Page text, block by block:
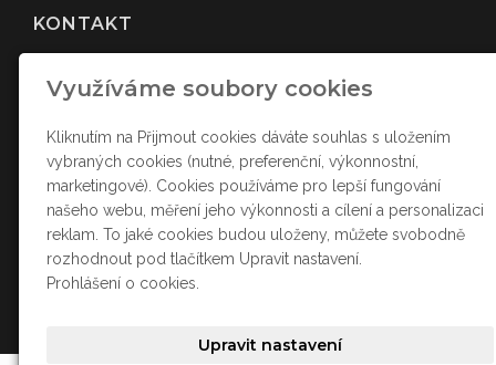
KONTAKT
ztracenacukrarna@sez nam.cz
SOCIÁLNÍ SÍTĚ
Využíváme soubory cookies
Kliknutím na Přijmout cookies dáváte souhlas s uložením
vybraných cookies (nutné, preferenční, výkonnostní,
marketingové). Cookies používáme pro lepší fungování
našeho webu, měření jeho výkonnosti a cílení a personalizaci
reklam. To jaké cookies budou uloženy, můžete svobodně
rozhodnout pod tlačítkem Upravit nastavení.
Prohlášení o cookies.
Upravit nastavení